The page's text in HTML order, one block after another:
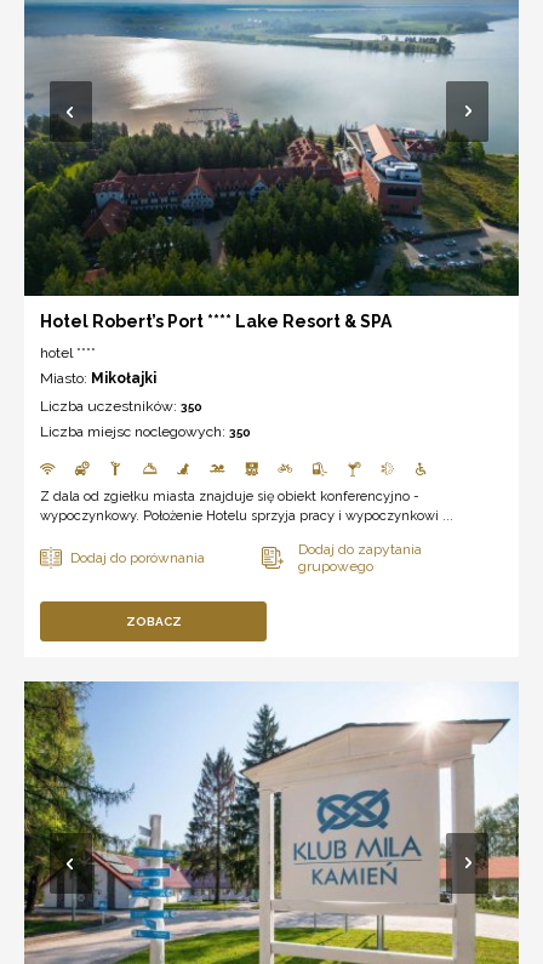
Hotel Robert’s Port **** Lake Resort & SPA
hotel ****
Miasto: Mikołajki
Liczba uczestników: 350
Liczba miejsc noclegowych: 350
Z dala od zgiełku miasta znajduje się obiekt konferencyjno -
wypoczynkowy. Położenie Hotelu sprzyja pracy i wypoczynkowi ...
ZOBACZ